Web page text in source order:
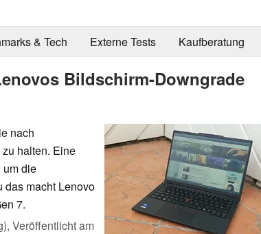
& Tech Externe Tests Kaufberatung
Bildschirm-Downgrade
nach
halten. Eine
um die
das macht Lenovo
7.
Veröffentlicht am